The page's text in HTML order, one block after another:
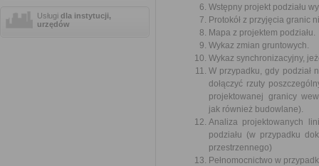
Usługi dla instytucji,
urzędów
Wstępny projekt podziału
Protokół z przyjęcia granic
Mapa z projektem podziału.
Wykaz zmian gruntowych.
Wykaz synchronizacyjny,
W przypadku, gdy podział
dołączyć rzuty
projektowanej granicy
jak również budowlane).
Analiza projektowanych
podziału (w przypadku
przestrzennego)
Pełnomocnictwo w